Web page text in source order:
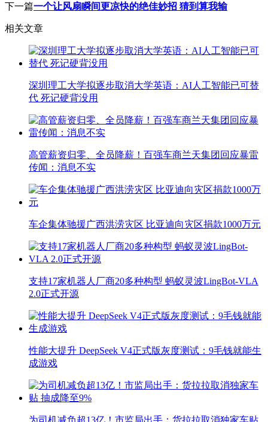
下一篇一个让风扇瞬间更凉快的绝佳妙招 猜到算我输
相关文章
深圳理工大学拟逐步取消大学英语：AI人工智能已可替
代 死记硬背没用
高管薪资归零、全员降薪！百强车商兰天集团回应暴雷
传闻：消息不实
车企集体驰援广西洪涝灾区 比亚迪向灾区捐款1000万元
支持17家机器人厂商20多种构型 蚂蚁灵波LingBot-VLA
2.0正式开源
性能大提升 DeepSeek V4正式版灰度测试：9毛钱就能生
成游戏
为司机减负超13亿！市监局出手：货拉拉取消独家车贴